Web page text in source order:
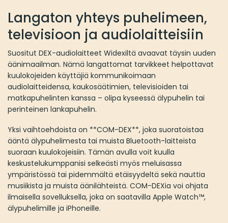
Langaton yhteys puhelimeen,
televisioon ja audiolaitteisiin
Suositut DEX-audiolaitteet Widexiltä avaavat täysin uuden
äänimaailman. Nämä langattomat tarvikkeet helpottavat
kuulokojeiden käyttäjiä kommunikoimaan
audiolaitteidensa, kaukosäätimien, televisioiden tai
matkapuhelinten kanssa – olipa kyseessä älypuhelin tai
perinteinen lankapuhelin.
Yksi vaihtoehdoista on **COM-DEX**, joka suoratoistaa
ääntä älypuhelimesta tai muista Bluetooth-laitteista
suoraan kuulokojeisiin. Tämän avulla voit kuulla
keskustelukumppanisi selkeästi myös meluisassa
ympäristössä tai pidemmältä etäisyydeltä sekä nauttia
musiikista ja muista äänilähteistä. COM-DEXia voi ohjata
ilmaisella sovelluksella, joka on saatavilla Apple Watch™,
älypuhelimille ja iPhoneille.